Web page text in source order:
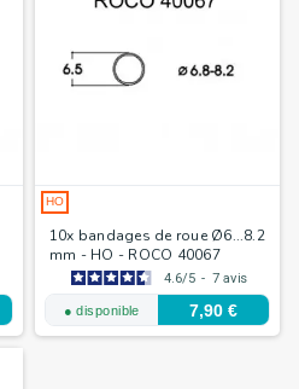
HO
10x bandages de roue Ø6...8.2
mm - HO - ROCO 40067
4.6/5 - 7 avis
● disponible 7,90 €